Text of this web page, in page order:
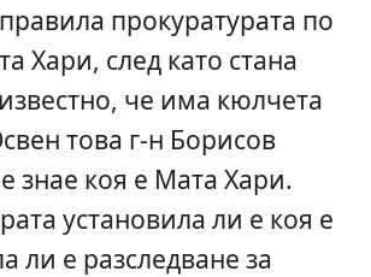
прокуратурата по
Хари, след като стана
че има кюлчета
това г-н Борисов
знае коя е Мата Хари.
установила ли е коя е
ли е разследване за